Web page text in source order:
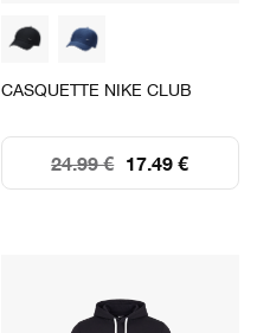
CASQUETTE NIKE CLUB
17.49 €
24.99 €